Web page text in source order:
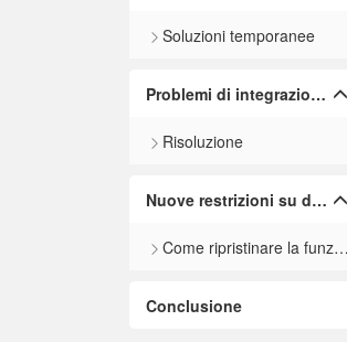
Soluzioni temporanee
Problemi di integrazione di Word nelle applicazioni aziendali
Risoluzione
Nuove restrizioni su desktop.ini
Come ripristinare la funzionalità
Conclusione